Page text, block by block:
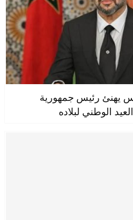
يهنئ رئيس جمهورية
الوطني لبلاده